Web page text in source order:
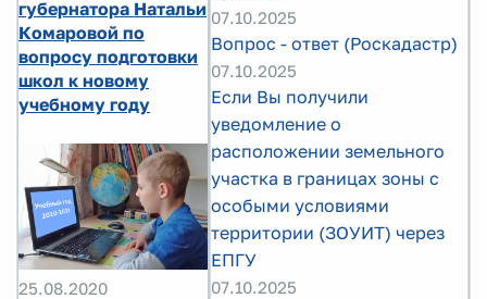
губернатора Натальи
Комаровой по
вопросу подготовки
школ к новому
учебному году
25.08.2020
07.10.2025
Вопрос - ответ (Роскадастр)
07.10.2025
Если Вы получили
уведомление о
расположении земельного
участка в границах зоны с
особыми условиями
территории (ЗОУИТ) через
ЕПГУ
07.10.2025